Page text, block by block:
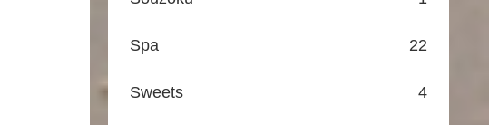
Spa 22
Sweets 4